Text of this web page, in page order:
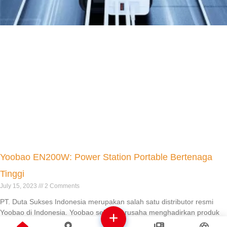
Yoobao EN200W: Power Station Portable Bertenaga
Tinggi
July 15, 2023 2 Comments
PT. Duta Sukses Indonesia merupakan salah satu distributor resmi
Yoobao di Indonesia. Yoobao selalu berusaha menghadirkan produk
yang dapat diandalkan,